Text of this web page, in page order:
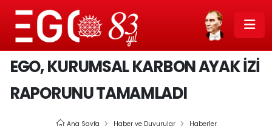
EGO, KURUMSAL KARBON AYAK İZI
RAPORUNU TAMAMLADI
Ana Sayfa Haber ve Duyurular Haberler